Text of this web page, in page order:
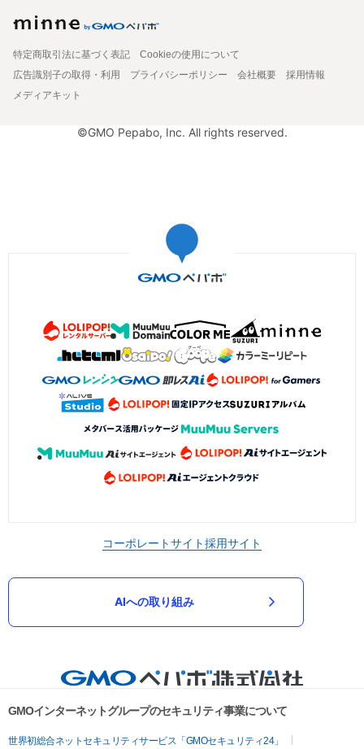
特定商取引法に基づく表記
Cookieの使用について
広告識別子の取得・利用
プライバシーポリシー 会社概要
採用情報
メディアキット
©GMO Pepabo, Inc. All rights reserved.
コーポレートサイト採用サイト
AIへの取り組み
GMOインターネットグループのセキュリティ事業について
世界初総合ネットセキュリティサービス「GMOセキュリティ24」